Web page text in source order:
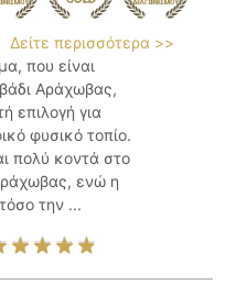
Δείτε περισσότερα >>
που είναι
Αράχωβας,
επιλογή για
φυσικό τοπίο.
πολύ κοντά στο
ενώ η
την ...